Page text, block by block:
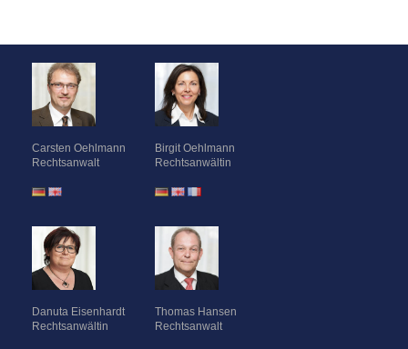
Carsten Oehlmann
Rechtsanwalt
Birgit Oehlmann
Rechtsanwältin
Danuta Eisenhardt
Rechtsanwältin
Thomas Hansen
Rechtsanwalt